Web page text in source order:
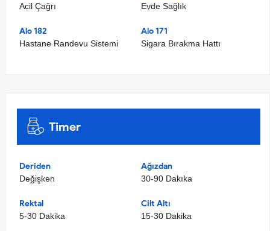
Acil Çağrı Evde Sağlık
Alo 182
Hastane Randevu Sistemi
Alo 171
Sigara Bırakma Hattı
Timer
Deriden
Değişken
Ağızdan
30-90 Dakıka
Rektal
5-30 Dakika
Cilt Altı
15-30 Dakika